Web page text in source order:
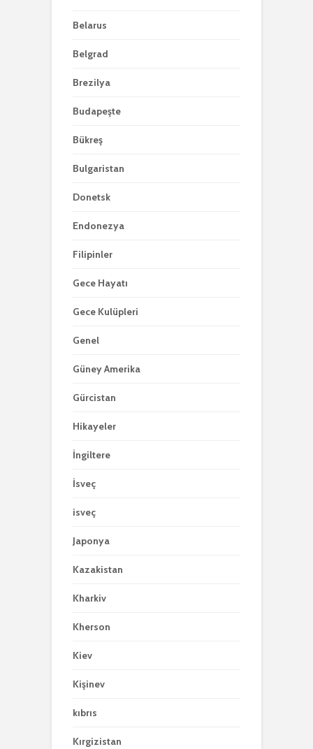
Belarus
Belgrad
Brezilya
Budapeşte
Bükreş
Bulgaristan
Donetsk
Endonezya
Filipinler
Gece Hayatı
Gece Kulüpleri
Genel
Güney Amerika
Gürcistan
Hikayeler
İngiltere
İsveç
isveç
Japonya
Kazakistan
Kharkiv
Kherson
Kiev
Kişinev
kıbrıs
Kırgizistan